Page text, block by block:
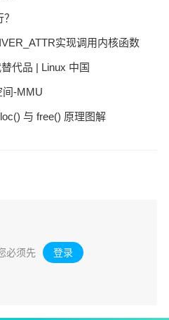
实现调用内核函数
代品 | Linux 中国
间-MMU
与 free() 原理图解
必须先 登录 。